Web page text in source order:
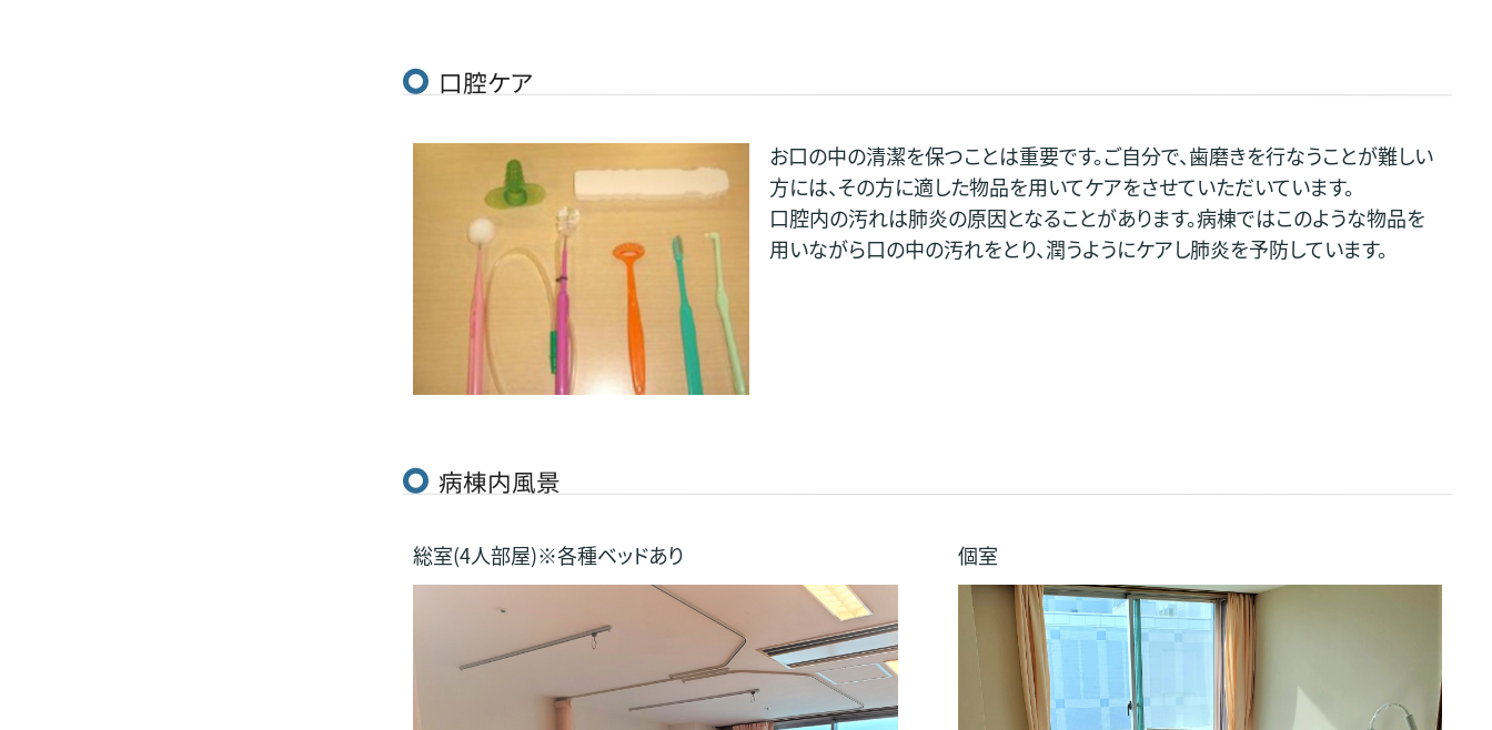
口腔ケア
お口の中の清潔を保つことは重要です。ご自分で、歯磨きを行なうことが難しい
方には、その方に適した物品を用いてケアをさせていただいています。
口腔内の汚れは肺炎の原因となることがあります。病棟ではこのような物品を
用いながら口の中の汚れをとり、潤うようにケアし肺炎を予防しています。
病棟内風景
総室(4人部屋)※各種ベッドあり 個室